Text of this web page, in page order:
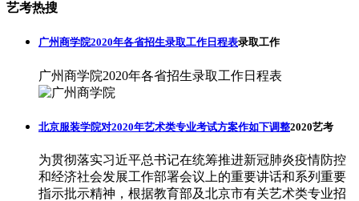
艺考热搜
广州商学院2020年各省招生录取工作日程表录取工作
广州商学院2020年各省招生录取工作日程表
北京服装学院对2020年艺术类专业考试方案作如下调整2020艺考
为贯彻落实习近平总书记在统筹推进新冠肺炎疫情防控
和经济社会发展工作部署会议上的重要讲话和系列重要
指示批示精神，根据教育部及北京市有关艺术类专业招